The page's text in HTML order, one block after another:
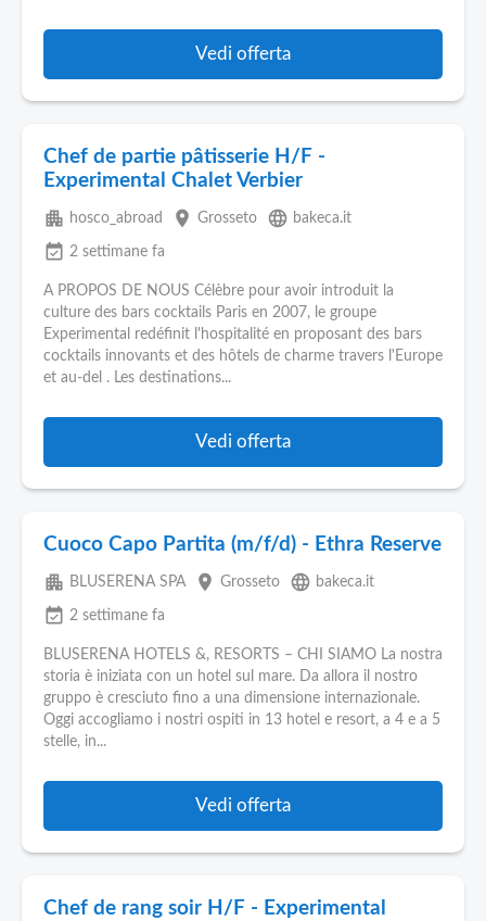
Vedi offerta
Chef de partie pâtisserie H/F -
Experimental Chalet Verbier
apartment hosco_abroad place Grosseto language bakeca.it
event_available 2 settimane fa
A PROPOS DE NOUS Célèbre pour avoir introduit la
culture des bars cocktails Paris en 2007, le groupe
Experimental redéfinit l'hospitalité en proposant des bars
cocktails innovants et des hôtels de charme travers l'Europe
et au-del . Les destinations...
Vedi offerta
Cuoco Capo Partita (m/f/d) - Ethra Reserve
apartment BLUSERENA SPA place Grosseto language bakeca.it
event_available 2 settimane fa
BLUSERENA HOTELS &, RESORTS – CHI SIAMO La nostra
storia è iniziata con un hotel sul mare. Da allora il nostro
gruppo è cresciuto fino a una dimensione internazionale.
Oggi accogliamo i nostri ospiti in 13 hotel e resort, a 4 e a 5
stelle, in...
Vedi offerta
Chef de rang soir H/F - Experimental